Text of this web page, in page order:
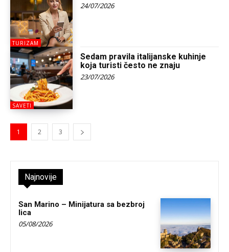
TURIZAM
24/07/2026
SAVETI
Sedam pravila italijanske kuhinje
koja turisti često ne znaju
23/07/2026
1 2 3
Najnovije
San Marino – Minijatura sa bezbroj
lica
05/08/2026